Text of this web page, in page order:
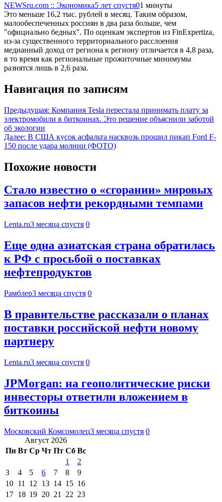
NEWSru.com :: Экономика5 лет спустя01 минуты
Это меньше 16,2 тыс. рублей в месяц. Таким образом,
малообеспеченных россиян в два раза больше, чем
"официально бедных". По оценкам экспертов из FinExpertiza,
из-за существенного территориального расслоения
медианный доход от региона к региону отличается в 4,8 раза,
в то время как региональные прожиточные минимумы
разнятся лишь в 2,6 раза.
Навигация по записям
Предыдущая: Компания Tesla перестала принимать плату за
электромобили в биткоинах. Это решение объяснили заботой
об экологии
Далее: В США кусок асфальта насквозь прошил пикап Ford F-
150 после удара молнии (ФОТО)
Похожие новости
Стало известно о «сгорании» мировых
запасов нефти рекордными темпами
Lenta.ru3 месяца спустя 0
Еще одна азиатская страна обратилась
к РФ с просьбой о поставках
нефтепродуктов
Рамблер3 месяца спустя 0
В правительстве рассказали о планах
поставки российской нефти новому
партнеру
Lenta.ru3 месяца спустя 0
JPMorgan: на геополитические риски
инвесторы ответили вложением в
биткоины
Московский Комсомолец3 месяца спустя 0
Август 2026
Пн Вт Ср Чт Пт Сб Вс
1
2
3
4 5 6 7 8
9
10 11 12 13 14 15 16
17 18 19 20 21 22 23